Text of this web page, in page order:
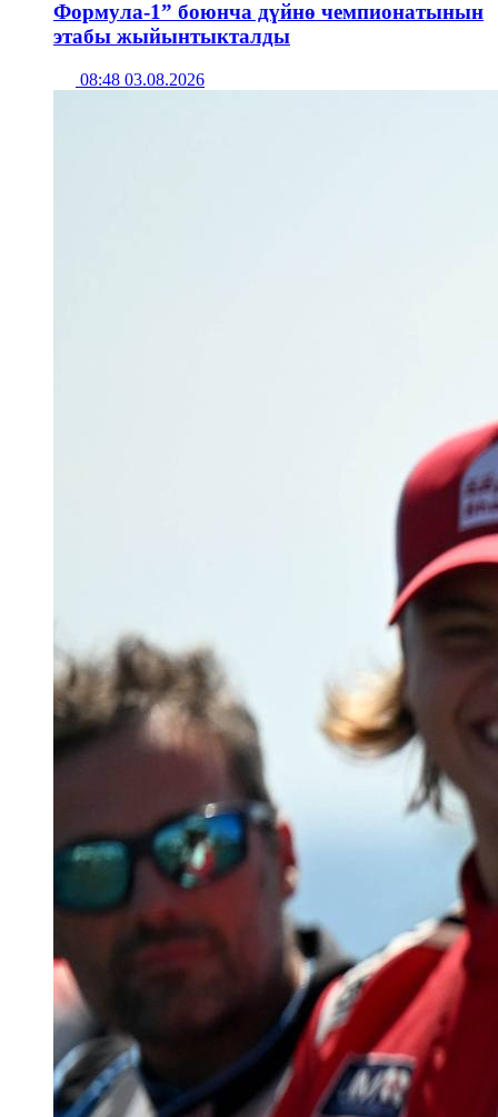
Формула-1” боюнча дүйнө чемпионатынын
этабы жыйынтыкталды
08:48 03.08.2026